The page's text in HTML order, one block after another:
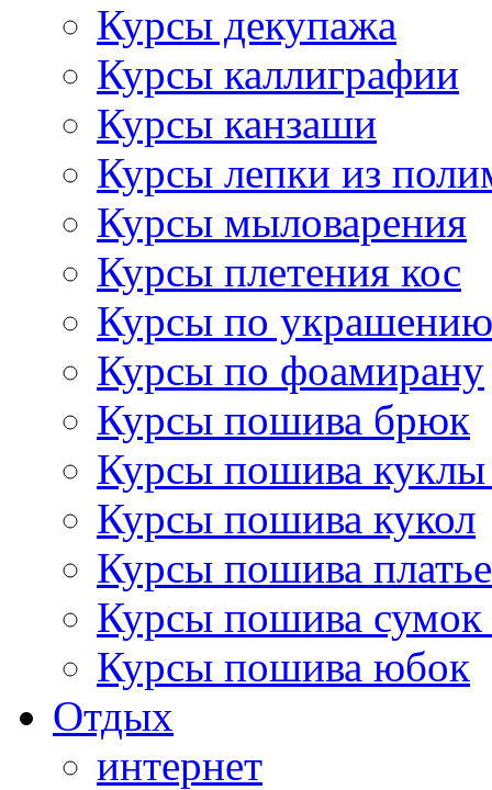
Курсы декупажа
Курсы каллиграфии
Курсы канзаши
Курсы лепки из
Курсы мыловарения
Курсы плетения кос
Курсы по украшению
Курсы по фоамирану
Курсы пошива брюк
Курсы пошива
Курсы пошива кукол
Курсы пошива
Курсы пошива сумок
Курсы пошива юбок
Отдых
интернет